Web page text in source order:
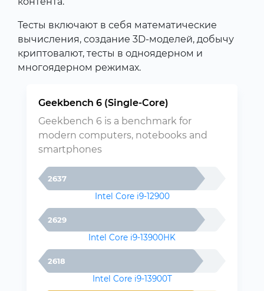
Тесты включают в себя математические
вычисления, создание 3D-моделей, добычу
криптовалют, тесты в одноядерном и
многоядерном режимах.
Geekbench 6 (Single-Core)
Geekbench 6 is a benchmark for
modern computers, notebooks and
smartphones
2637
Intel Core i9-12900
2629
Intel Core i9-13900HK
2618
Intel Core i9-13900T